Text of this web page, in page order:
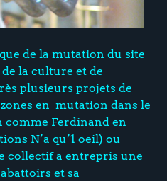
de la mutation du site
la culture et de
plusieurs projets de
en mutation dans le
comme Ferdinand en
N’a qu’1 oeil) ou
collectif a entrepris une
et sa